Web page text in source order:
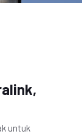
untuk